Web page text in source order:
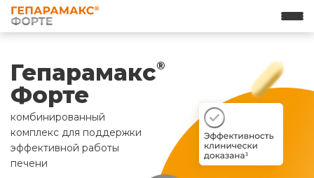
Гепарамакс®
Форте
комбинированный
комплекс для поддержки
эффективной работы
печени